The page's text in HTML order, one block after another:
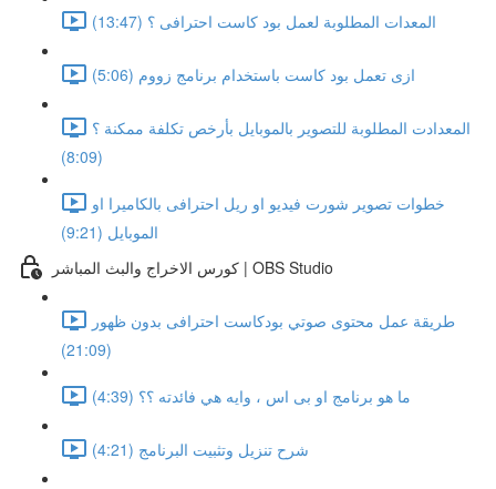
المعدات المطلوبة لعمل بود كاست احترافى ؟ (13:47)
ازى تعمل بود كاست باستخدام برنامج زووم (5:06)
المعدادت المطلوبة للتصوير بالموبايل بأرخص تكلفة ممكنة ؟
(8:09)
خطوات تصوير شورت فيديو او ريل احترافى بالكاميرا او
الموبايل (9:21)
كورس الاخراج والبث المباشر | OBS Studio
طريقة عمل محتوى صوتي بودكاست احترافى بدون ظهور
(21:09)
ما هو برنامج او بى اس ، وايه هي فائدته ؟؟ (4:39)
شرح تنزيل وتثبيت البرنامج (4:21)